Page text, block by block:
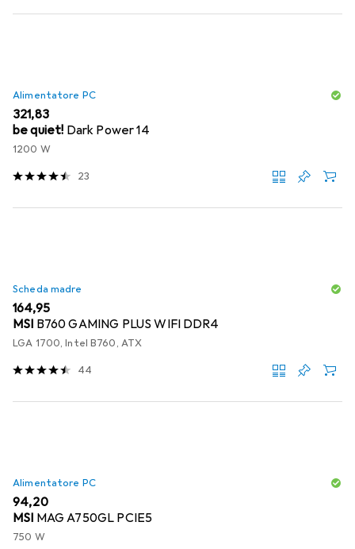
Alimentatore PC
EUR
321,83
be quiet! Dark Power 14
1200 W
23
Scheda madre
EUR
164,95
MSI B760 GAMING PLUS WIFI DDR4
LGA 1700, Intel B760, ATX
44
Alimentatore PC
EUR
94,20
MSI MAG A750GL PCIE5
750 W